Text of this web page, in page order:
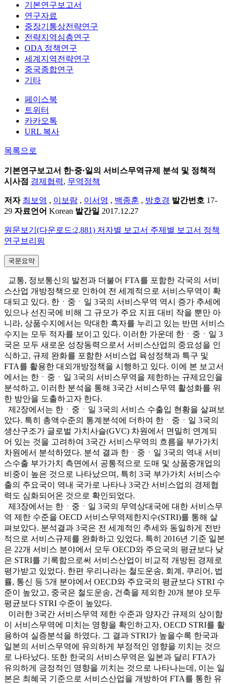
기본연구보고서
연구자료
중장기통상전략연구
전략지역심층연구
ODA 정책연구
세계지역전략연구
중국종합연구
기타
페이스북
트위터
카카오톡
URL 복사
목록으로
기본연구보고서 한·중·일의 서비스무역규제 분석 및 정책적
시사점 경제협력, 무역정책
저자 최보영 , 이보람 , 이서영 , 백종훈 , 방호경 발간번호 17-
29 자료언어 Korean 발간일 2017.12.27
원문보기(다운로드:2,881) 저자별 보고서 주제별 보고서 정책
연구브리핑
국문요약
교통, 정보통신의 발전과 더불어 FTA를 포함한 각국의 서비
스산업 개방정책으로 인하여 전 세계적으로 서비스무역이 확
대되고 있다. 한ㆍ중ㆍ일 3국의 서비스무역 역시 증가 추세에
있으나 선진국에 비해 그 규모가 주요 지표 대비 작을 뿐만 아
니라, 상품수지에서는 막대한 흑자를 누리고 있는 반면 서비스
수지는 모두 적자를 보이고 있다. 이러한 가운데 한ㆍ중ㆍ일 3
국은 모두 새로운 성장동력으로서 서비스산업의 중요성을 인
식하고, 규제 완화를 포함한 서비스업 육성정책과 특구 및
FTA를 활용한 대외개방정책을 시행하고 있다. 이에 본 보고서
에서는 한ㆍ중ㆍ일 3국의 서비스무역을 제한하는 규제요인을
분석하고, 이러한 분석을 통해 3국간 서비스무역 활성화를 위
한 방안을 도출하고자 한다.
제2장에서는 한ㆍ중ㆍ일 3국의 서비스 수출입 현황을 살펴보
았다. 특히 총액수준의 통계분석에 더하여 한ㆍ중ㆍ일 3국의
생산구조가 글로벌 가치사슬(GVC) 차원에서 면밀히 연계되
어 있는 것을 고려하여 3국간 서비스무역의 흐름을 부가가치
차원에서 분석하였다. 분석 결과 한ㆍ중ㆍ일 3국의 역내 서비
스수출 부가가치 측면에서 공통적으로 도매 및 상품중개업의
비중이 높은 것으로 나타났으며, 특히 3국 부가가치 서비스수
출의 주요국이 역내 국가로 나타나 3국간 서비스업의 경제협
력도 심화되어온 것으로 확인되었다.
제3장에서는 한ㆍ중ㆍ일 3국의 무역상대국에 대한 서비스무
역 제한 수준을 OECD 서비스무역제한지수(STRI)를 통해 살
펴보았다. 분석결과 3국은 전 세계적인 추세와 동일하게 전반
적으로 서비스규제를 완화하고 있었다. 특히 2016년 기준 일본
은 22개 서비스 분야에서 모두 OECD와 주요국의 평균보다 낮
은 STRI를 기록함으로써 서비스산업이 비교적 개방된 경제로
평가받고 있었다. 한편 우리나라는 철도운송, 회계, 쿠리어, 법
률, 통신 등 5개 분야에서 OECD와 주요국의 평균보다 STRI 수
준이 높았고, 중국은 철도운송, 건축을 제외한 20개 분야 모두
평균보다 STRI 수준이 높았다.
이러한 3국간 서비스무역 제한 수준과 양자간 규제의 상이함
이 서비스무역에 미치는 영향을 확인하고자, OECD STRI를 활
용하여 실증분석을 하였다. 그 결과 STRI가 높을수록 한국과
일본의 서비스무역에 유의하게 부정적인 영향을 끼치는 것으
로 나타났다. 또한 한국의 서비스무역은 일본과 달리 FTA가
유의하게 긍정적인 영향을 끼치는 것으로 나타나는데, 이는 일
본은 최혜국 기준으로 서비스산업을 개방하여 FTA를 통한 유